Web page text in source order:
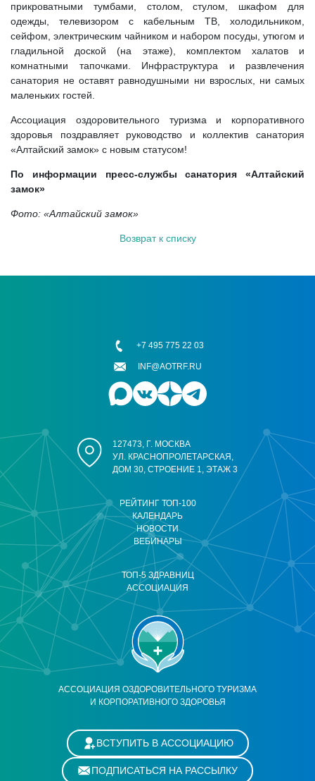
прикроватными тумбами, столом, стулом, шкафом для
одежды, телевизором с кабельным ТВ, холодильником,
сейфом, электрическим чайником и набором посуды, утюгом и
гладильной доской (на этаже), комплектом халатов и
комнатными тапочками. Инфраструктура и развлечения
санатория не оставят равнодушными ни взрослых, ни самых
маленьких гостей.
Ассоциация оздоровительного туризма и корпоративного
здоровья поздравляет руководство и коллектив санатория
«Алтайский замок» с новым статусом!
По информации пресс-службы санатория «Алтайский
замок»
Фото: «Алтайский замок»
Возврат к списку
АССОЦИАЦИЯ ОЗДОРОВИТЕЛЬНОГО ТУРИЗМА
И КОРПОРАТИВНОГО ЗДОРОВЬЯ
РЕЙТИНГ ТОП-100
КАЛЕНДАРЬ
НОВОСТИ
ВЕБИНАРЫ
ТОП-5 ЗДРАВНИЦ
АССОЦИАЦИЯ
127473, Г. МОСКВА
УЛ. КРАСНОПРОЛЕТАРСКАЯ,
ДОМ 30, СТРОЕНИЕ 1, ЭТАЖ 3
+7 495 775 22 03
INF@AOTRF.RU
ВСТУПИТЬ В АССОЦИАЦИЮ
ПОДПИСАТЬСЯ НА РАССЫЛКУ